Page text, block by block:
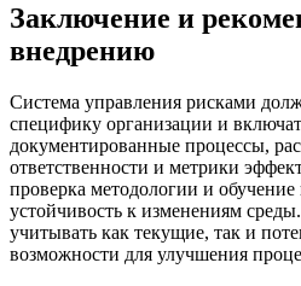
Заключение и
внедрению
Система управления рисками
специфику организации и
документированные процессы,
ответственности и метрики
проверка методологии и
устойчивость к изменениям
учитывать как текущие, так и
возможности для улучшения